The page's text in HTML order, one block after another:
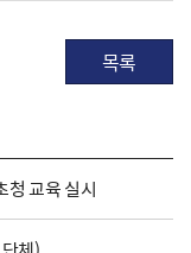
목록
교육 실시